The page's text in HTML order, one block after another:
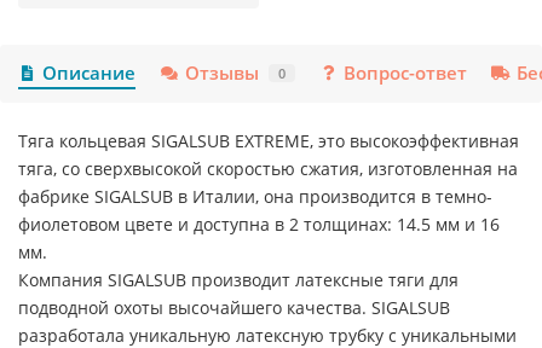
Описание Отзывы 0 Вопрос-ответ
Тяга кольцевая SIGALSUB EXTREME, это высокоэффективная
тяга, со сверхвысокой скоростью сжатия, изготовленная на
фабрике SIGALSUB в Италии, она производится в темно-
фиолетовом цвете и доступна в 2 толщинах: 14.5 мм и 16
мм.
Компания SIGALSUB производит латексные тяги для
подводной охоты высочайшего качества. SIGALSUB
разработала уникальную латексную трубку с уникальными